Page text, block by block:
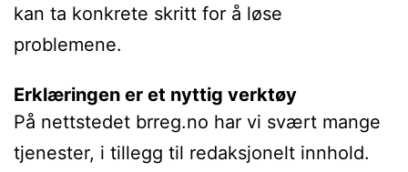
kan ta konkrete skritt for å løse
problemene.
Erklæringen er et nyttig verktøy
På nettstedet brreg.no har vi svært mange
tjenester, i tillegg til redaksjonelt innhold.